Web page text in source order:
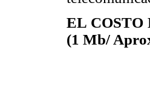
EL
(1 Mb/